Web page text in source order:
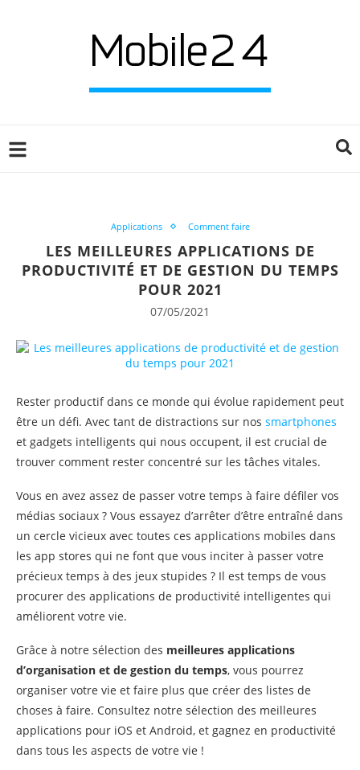
Applications Comment faire
LES MEILLEURES APPLICATIONS DE
PRODUCTIVITÉ ET DE GESTION DU TEMPS
POUR 2021
07/05/2021
Rester productif dans ce monde qui évolue rapidement peut
être un défi. Avec tant de distractions sur nos smartphones
et gadgets intelligents qui nous occupent, il est crucial de
trouver comment rester concentré sur les tâches vitales.
Vous en avez assez de passer votre temps à faire défiler vos
médias sociaux ? Vous essayez d’arrêter d’être entraîné dans
un cercle vicieux avec toutes ces applications mobiles dans
les app stores qui ne font que vous inciter à passer votre
précieux temps à des jeux stupides ? Il est temps de vous
procurer des applications de productivité intelligentes qui
améliorent votre vie.
Grâce à notre sélection des meilleures applications
d’organisation et de gestion du temps, vous pourrez
organiser votre vie et faire plus que créer des listes de
choses à faire. Consultez notre sélection des meilleures
applications pour iOS et Android, et gagnez en productivité
dans tous les aspects de votre vie !